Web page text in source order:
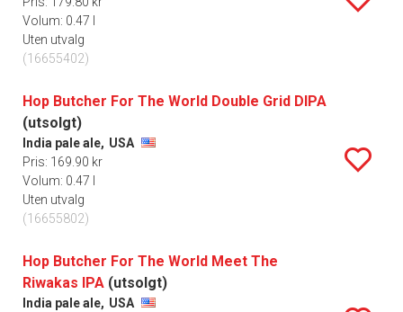
Volum: 0.47 l
Uten utvalg
(16655402)
Hop Butcher For The World Double Grid DIPA
(utsolgt)
India pale ale, USA
Pris: 169.90 kr
Volum: 0.47 l
Uten utvalg
(16655802)
Hop Butcher For The World Meet The
Riwakas IPA (utsolgt)
India pale ale, USA